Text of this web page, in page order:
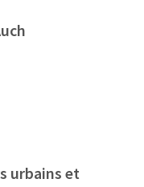
urbains et